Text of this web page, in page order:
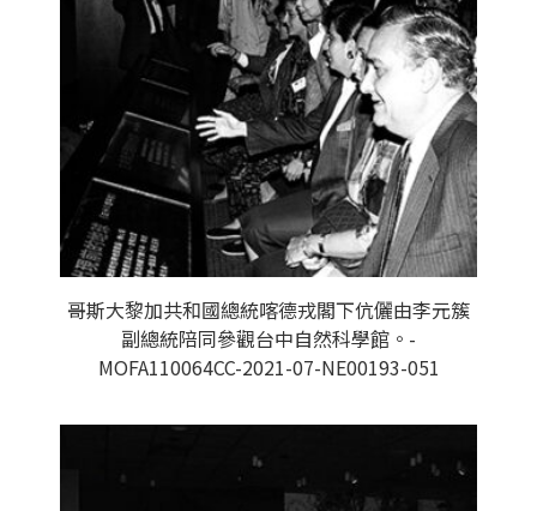
哥斯大黎加共和國總統喀德戎閣下伉儷由李元簇
副總統陪同參觀台中自然科學館。-
MOFA110064CC-2021-07-NE00193-051